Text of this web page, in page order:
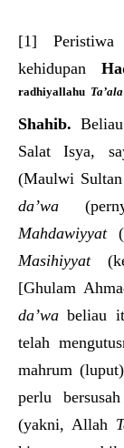
[1]
kehidupan
radhiyallahu Ta’ala
Shahib.
Salat Isya,
(Maulwi Sultan
da’wa
Mahdawiyyat
Masihiyyat
[Ghulam
da’wabeliau
telah
mahrum
perlu
(yakni, Allah